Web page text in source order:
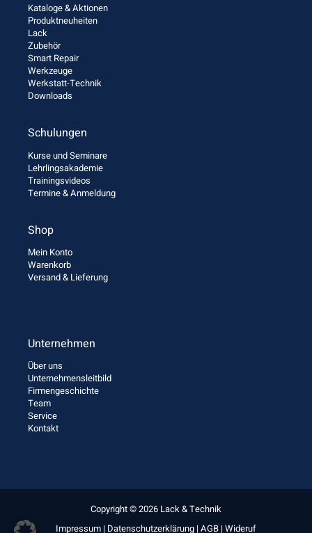
Kataloge & Aktionen
Produktneuheiten
Lack
Zubehör
Smart Repair
Werkzeuge
Werkstatt-Technik
Downloads
Schulungen
Kurse und Seminare
Lehrlingsakademie
Trainingsvideos
Termine & Anmeldung
Shop
Mein Konto
Warenkorb
Versand & Lieferung
Unternehmen
Über uns
Unternehmensleitbild
Firmengeschichte
Team
Service
Kontakt
Copyright © 2026 Lack & Technik
Impressum | Datenschutzerklärung | AGB | Wideruf